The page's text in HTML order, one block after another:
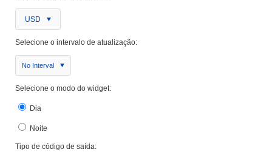
USD
Selecione o intervalo de atualização:
No Interval
Selecione o modo do widget:
Dia
Noite
Tipo de código de saída: